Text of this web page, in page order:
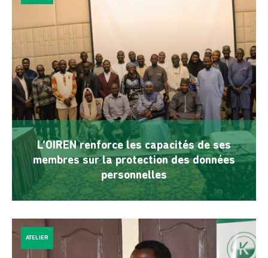
L’OIREN renforce les capacités de ses
membres sur la protection des données
personnelles
ATELIER